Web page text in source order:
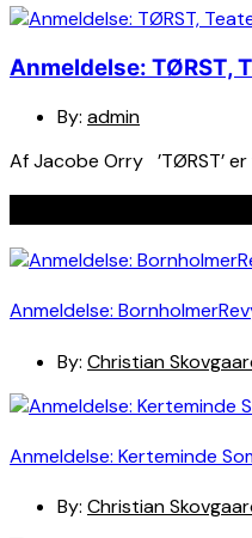
Anmeldelse: TØRST,
By: admin
Af Jacobe Orry ’TØRST’
Anmeldelse:
By: Christian
Anmeldelse: Kerteminde
By: Christian